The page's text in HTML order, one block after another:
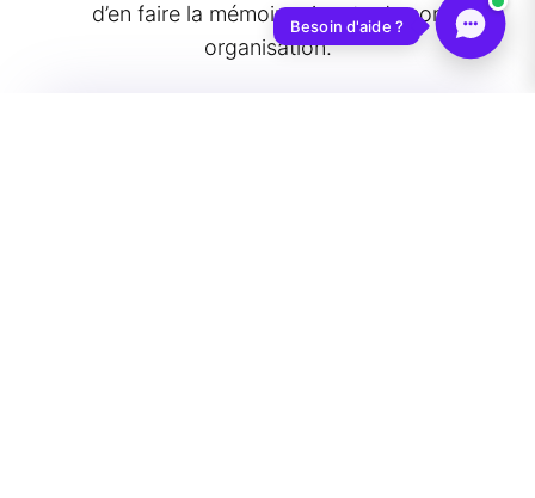
d’en faire la mémoire vivante de son
organisation.
Besoin d'aide ?